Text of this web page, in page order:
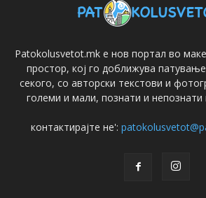
Patokolusvetot.mk е нов портал во
простор, кој го доближува
секого, со авторски текстови и
големи и мали, познати и непознати
контактирајте не':